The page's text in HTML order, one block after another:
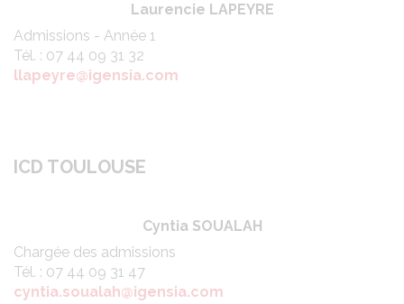
Laurencie LAPEYRE
Admissions - Année 1
Tél. : 07 44 09 31 32
llapeyre@igensia.com
ICD TOULOUSE
Cyntia SOUALAH
Chargée des admissions
Tél. : 07 44 09 31 47
cyntia.soualah@igensia.com